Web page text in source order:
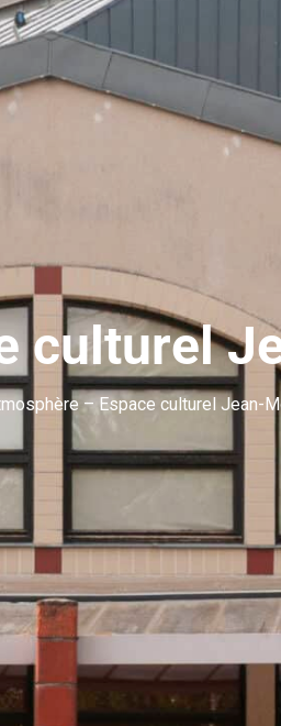
culturel
– Espace culturel Jean-